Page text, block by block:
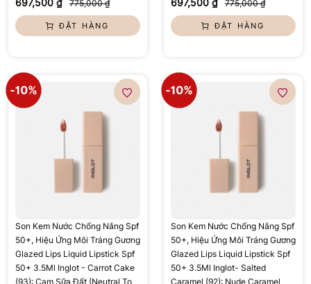
697,500 ₫ 775,000 ₫
ĐẶT HÀNG
697,500 ₫ 775,000 ₫
ĐẶT HÀNG
Son Kem Nước Chống Nắng Spf
50+, Hiệu Ứng Môi Tráng Gương
Glazed Lips Liquid Lipstick Spf
50+ 3.5Ml Inglot - Carrot Cake
(93): Cam Sữa Đất (Neutral To
Son Kem Nước Chống Nắng Spf
50+, Hiệu Ứng Môi Tráng Gương
Glazed Lips Liquid Lipstick Spf
50+ 3.5Ml Inglot- Salted
Caramel (92): Nude Caramel